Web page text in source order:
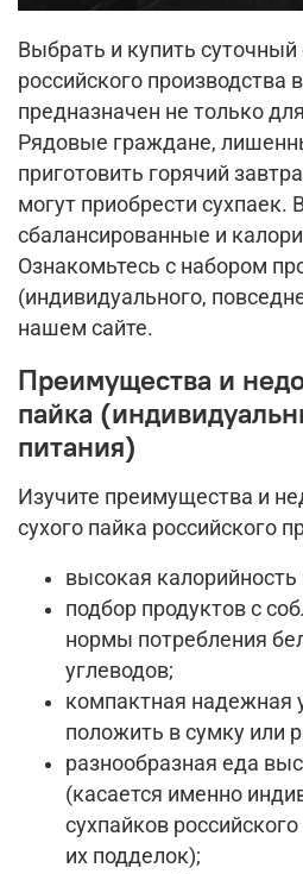
Выбрать и купить суточный
российского производства
предназначен не только
Рядовые граждане,
приготовить горячий
могут приобрести сухпаек.
сбалансированные и
Ознакомьтесь с набором
(индивидуального,
нашем сайте.
Преимущества и
пайка
питания)
Изучите преимущества и
сухого пайка российского
высокая
подбор продуктов с
нормы потребления
углеводов;
компактная надежная
положить в сумку или
разнообразная еда
(касается именно
сухпайков
их подделок);